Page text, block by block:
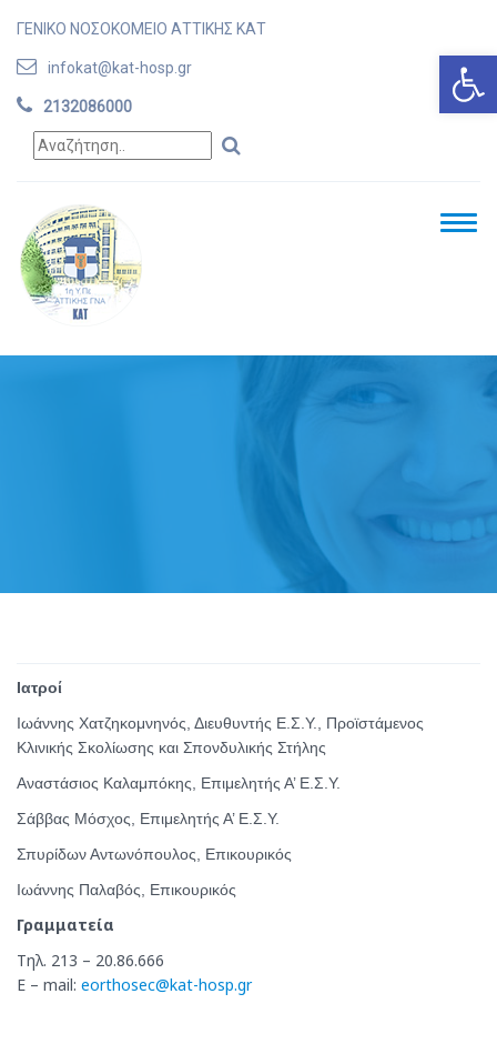
ΓΕΝΙΚΟ ΝΟΣΟΚΟΜΕΙΟ ΑΤΤΙΚΗΣ ΚΑΤ
infokat@kat-hosp.gr
2132086000
Ιατροί
Ιωάννης Χατζηκομνηνός, Διευθυντής Ε.Σ.Υ., Προϊστάμενος
Κλινικής Σκολίωσης και Σπονδυλικής Στήλης
Αναστάσιος Καλαμπόκης, Επιμελητής Α’ Ε.Σ.Υ.
Σάββας Μόσχος, Επιμελητής Α’ Ε.Σ.Υ.
Σπυρίδων Αντωνόπουλος, Επικουρικός
Ιωάννης Παλαβός, Επικουρικός
Γραμματεία
Τηλ. 213 – 20.86.666
E – mail: eorthosec@kat-hosp.gr